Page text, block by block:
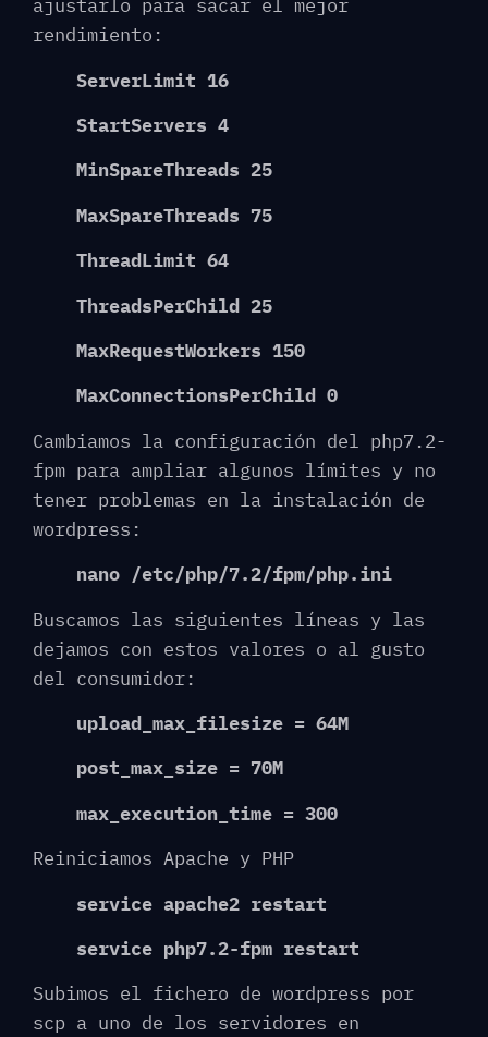
ajustarlo para sacar el mejor
rendimiento:
ServerLimit 16
StartServers 4
MinSpareThreads 25
MaxSpareThreads 75
ThreadLimit 64
ThreadsPerChild 25
MaxRequestWorkers 150
MaxConnectionsPerChild 0
Cambiamos la configuración del php7.2-
fpm para ampliar algunos límites y no
tener problemas en la instalación de
wordpress:
nano /etc/php/7.2/fpm/php.ini
Buscamos las siguientes líneas y las
dejamos con estos valores o al gusto
del consumidor:
upload_max_filesize = 64M
post_max_size = 70M
max_execution_time = 300
Reiniciamos Apache y PHP
service apache2 restart
service php7.2-fpm restart
Subimos el fichero de wordpress por
scp a uno de los servidores en